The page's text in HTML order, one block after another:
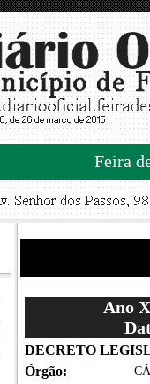
Feira
Ano
DECRETO
Órgão: